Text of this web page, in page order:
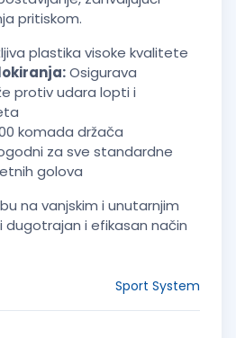
pritiskom.
plastika visoke kvalitete
Osigurava
protiv udara lopti i
komada držača
za sve standardne
golova
na vanjskim i unutarnjim
dugotrajan i efikasan način
Sport System